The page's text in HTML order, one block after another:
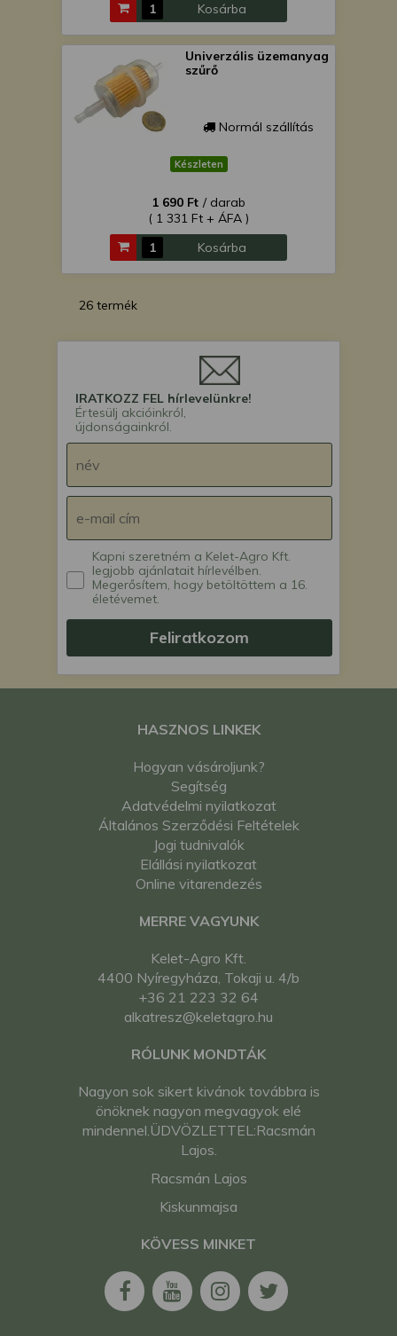
Kosárba
Univerzális üzemanyag
szűrő
Normál szállítás
Készleten
1 690 Ft / darab
( 1 331 Ft + ÁFA )
Kosárba
26 termék
IRATKOZZ FEL hírlevelünkre!
Értesülj akcióinkról,
újdonságainkról.
Kapni szeretném a Kelet-Agro Kft.
legjobb ajánlatait hírlevélben.
Megerősítem, hogy betöltöttem a 16.
életévemet.
Feliratkozom
HASZNOS LINKEK
Hogyan vásároljunk?
Segítség
Adatvédelmi nyilatkozat
Általános Szerződési Feltételek
Jogi tudnivalók
Elállási nyilatkozat
Online vitarendezés
MERRE VAGYUNK
Kelet-Agro Kft.
4400 Nyíregyháza, Tokaji u. 4/b
+36 21 223 32 64
alkatresz@keletagro.hu
RÓLUNK MONDTÁK
Nagyon sok sikert kivánok továbbra is
önöknek nagyon megvagyok elé
mindennel.ÜDVÖZLETTEL:Racsmán
Lajos.
Racsmán Lajos
Kiskunmajsa
KÖVESS MINKET